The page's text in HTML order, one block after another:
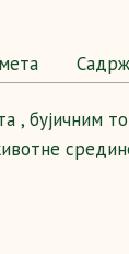
бујичним